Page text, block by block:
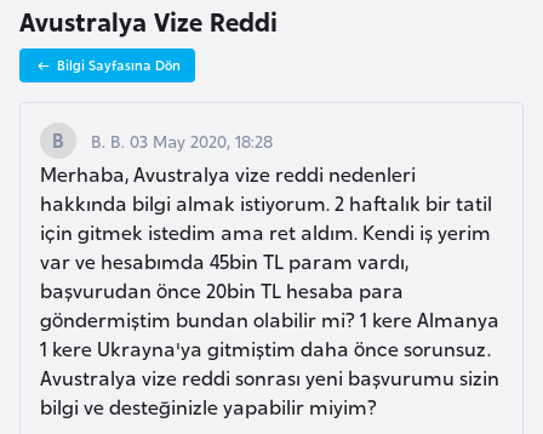
l
y
a
V
i
z
e
İ
ş
l
e
m
l
e
Avustralya Vize Reddi
Bilgi Sayfasına Dön
B. B. 03 May 2020, 18:28
Merhaba, Avustralya vize reddi nedenleri
hakkında bilgi almak istiyorum. 2 haftalık bir tatil
için gitmek istedim ama ret aldım. Kendi iş yerim
var ve hesabımda 45bin TL param vardı,
başvurudan önce 20bin TL hesaba para
göndermiştim bundan olabilir mi? 1 kere Almanya
1 kere Ukrayna'ya gitmiştim daha önce sorunsuz.
Avustralya vize reddi sonrası yeni başvurumu sizin
bilgi ve desteğinizle yapabilir miyim?
A
u
s
t
u
y
a
A
z